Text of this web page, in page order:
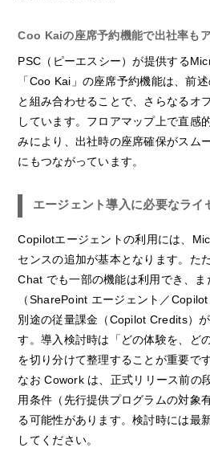
Coo Kaiの座席予約機能で出社率も
PSC（ピーエスシー）が提供する
「Coo Kai」の座席予約機能は、前
と組み合わせることで、さらなるオ
しています。フロアマップ上で直感
みにより、出社時の座席確保がスム
にもつながっています。
エージェント導入に必要なライ
Copilotエージェントの利用には、
センスの追加が基本となります。た
Chat でも一部の機能は利用でき、
（SharePoint エージェント／
別途の従量課金（Copilot Credits）
す。導入検討時は「どの体験を、ど
を切り分けて整理することが重要です
なお Cowork は、正式リリース前の
用条件（先行提供プログラムの対象
る可能性があります。検討時には最
してください。